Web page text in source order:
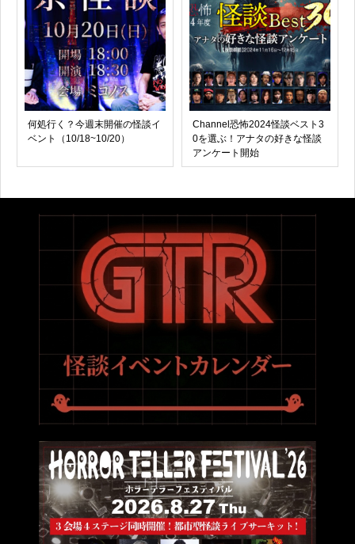
何処行く？今週末開催の怪談イ
ベント（10/18~10/20）
Channel恐怖2024怪談ベスト3
0を選ぶ！アナタの好きな怪談
アンケート開始